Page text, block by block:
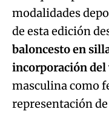
modalidades
de esta edición
baloncesto en
incorporación
masculina como
representación